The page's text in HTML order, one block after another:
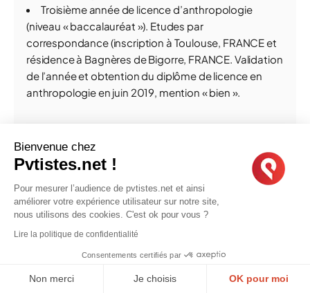
Troisième année de licence d’anthropologie
(niveau « baccalauréat »). Etudes par
correspondance (inscription à Toulouse, FRANCE et
résidence à Bagnères de Bigorre, FRANCE. Validation
de l’année et obtention du diplôme de licence en
anthropologie en juin 2019, mention « bien ».
EXPÉRIENCES PROFESSIONNELLES
Employeur particulier, gardienne d’enfant, Bagnères
de Bigorre, France, de juillet 2011 à août 2011
heures, trois matinées par semaine, en milieu fermé
Bienvenue chez
Pvtistes.net !
Pour mesurer l’audience de pvtistes.net et ainsi
améliorer votre expérience utilisateur sur notre site,
nous utilisons des cookies. C'est ok pour vous ?
Lire la politique de confidentialité
Consentements certifiés par
Non merci Je choisis OK pour moi